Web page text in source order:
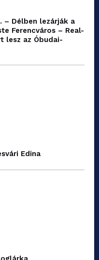
– Délben lezárják a
Ferencváros – Real-
lesz az Óbudai-
Edina